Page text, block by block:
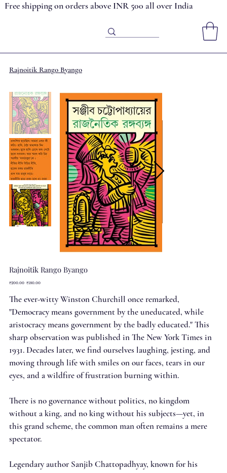
Free shipping on orders above INR 500 all over India
Rajnoitik Rango Byango
Rajnoitik Rango Byango
Original
₹200.00 Sale
₹180.00
The ever-witty Winston Churchill once remarked,
"Democracy means government by the uneducated, while
aristocracy means government by the badly educated." This
sharp observation was published in The New York Times in
1931. Decades later, we find ourselves laughing, jesting, and
moving through life with smiles on our faces, tears in our
eyes, and a wildfire of frustration burning within.
There is no governance without politics, no kingdom
without a king, and no king without his subjects—yet, in
this grand scheme, the common man often remains a mere
spectator.
Legendary author Sanjib Chattopadhyay, known for his